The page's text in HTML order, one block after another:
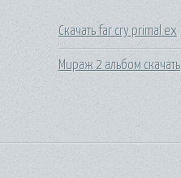
Скачать far cry primal ex
Мираж 2 альбом скачать